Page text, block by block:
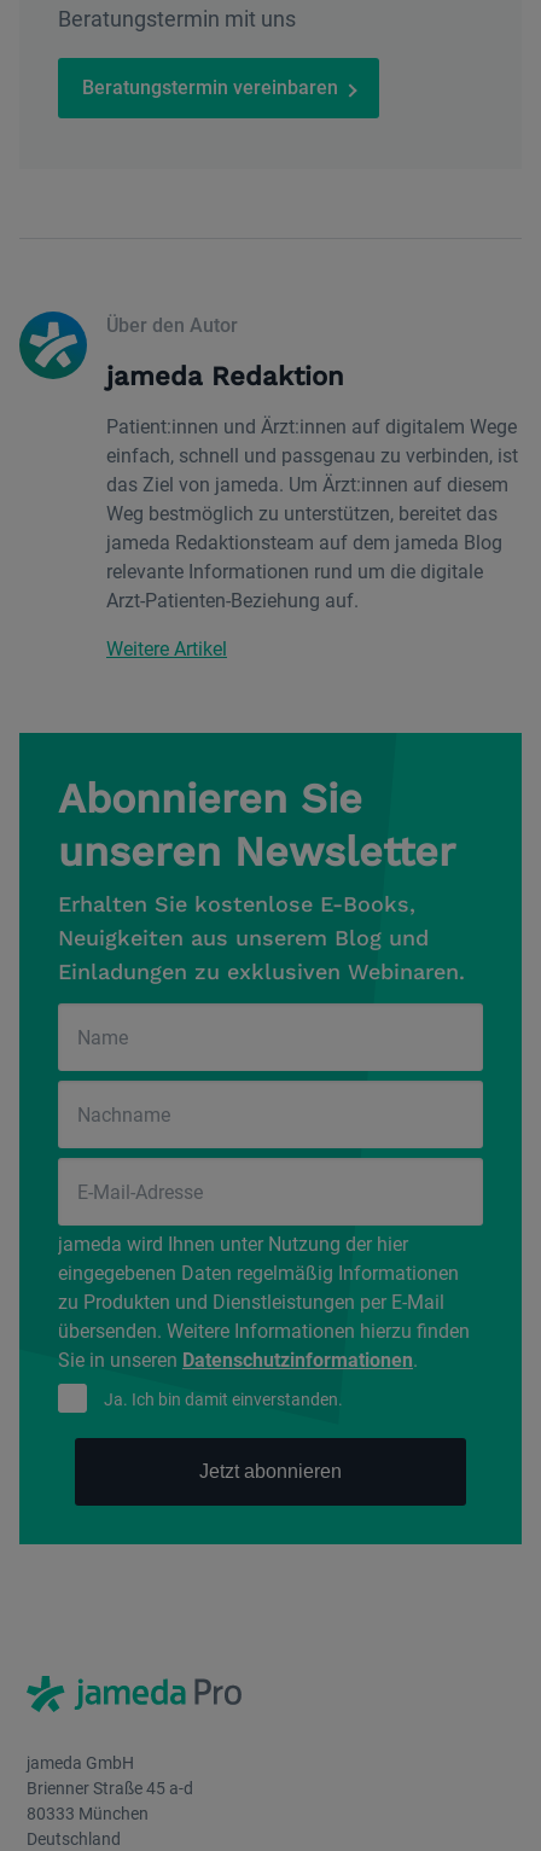
Beratungstermin mit uns
Beratungstermin vereinbaren
Über den Autor
jameda Redaktion
Patient:innen und Ärzt:innen auf digitalem Wege
einfach, schnell und passgenau zu verbinden, ist
das Ziel von jameda. Um Ärzt:innen auf diesem
Weg bestmöglich zu unterstützen, bereitet das
jameda Redaktionsteam auf dem jameda Blog
relevante Informationen rund um die digitale
Arzt-Patienten-Beziehung auf.
Weitere Artikel
Abonnieren Sie
unseren Newsletter
Erhalten Sie kostenlose E-Books,
Neuigkeiten aus unserem Blog und
Einladungen zu exklusiven Webinaren.
jameda wird Ihnen unter Nutzung der hier
eingegebenen Daten regelmäßig Informationen
zu Produkten und Dienstleistungen per E-Mail
übersenden. Weitere Informationen hierzu finden
Sie in unseren Datenschutzinformationen.
Ja. Ich bin damit einverstanden.
jameda GmbH
Brienner Straße 45 a-d
80333 München
Deutschland